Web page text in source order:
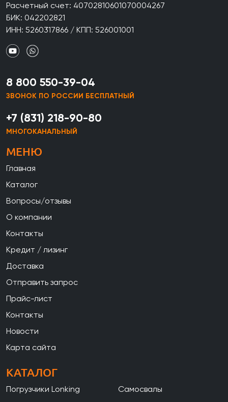
Расчетный счет: 40702810601070004267
БИК: 042202821
ИНН: 5260317866 / КПП: 526001001
8 800 550-39-04
ЗВОНОК ПО РОССИИ БЕСПЛАТНЫЙ
+7 (831) 218-90-80
МНОГОКАНАЛЬНЫЙ
МЕНЮ
Главная
Каталог
Вопросы/отзывы
О компании
Контакты
Кредит / лизинг
Доставка
Отправить запрос
Прайс-лист
Контакты
Новости
Карта сайта
КАТАЛОГ
Погрузчики Lonking
Самосвалы